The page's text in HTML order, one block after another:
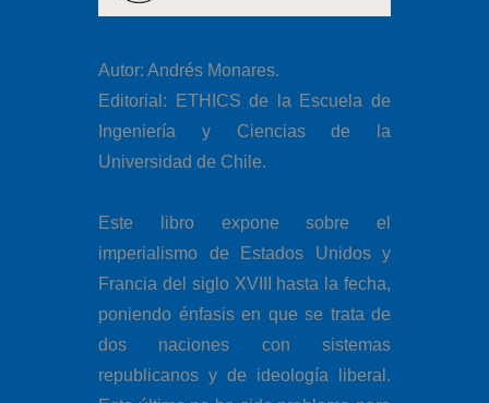
Autor: Andrés Monares.
Editorial: ETHICS de la Escuela de
Ingeniería y Ciencias de la
Universidad de Chile.
Este libro expone sobre el
imperialismo de Estados Unidos y
Francia del siglo XVIII hasta la fecha,
poniendo énfasis en que se trata de
dos naciones con sistemas
republicanos y de ideología liberal.